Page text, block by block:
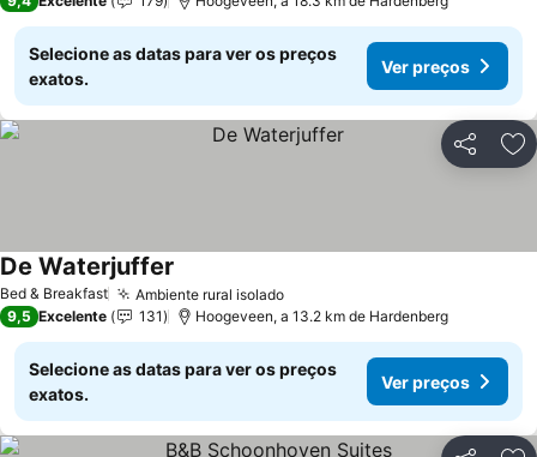
Selecione as datas para ver os preços
exatos.
Ver preços
Partilhar
Bed & Breakfast Ambiente rural isolado
De Waterjuffer
9,5 Excelente 131 Hoogeveen, a 13.2 km de Hardenberg
Selecione as datas para ver os preços
exatos.
Ver preços